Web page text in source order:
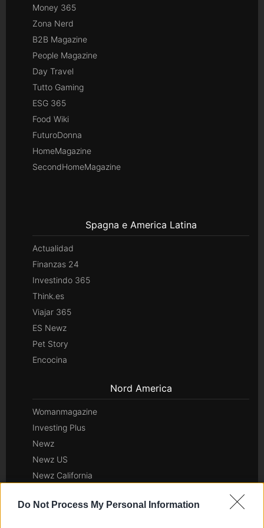
Do Not Process My Personal Information
Money 365
Zona Nerd
B2B Magazine
People Magazine
Day Travel
Tutto Gaming
ESG 365
Food Wiki
FuturoDonna
HomeMagazine
SecondHomeMagazine
Spagna e America Latina
Actualidad
Finanzas 24
Investindo 365
Think.es
Viajar 365
ES Newz
Pet Story
Encocina
Nord America
Womanmagazine
Investing Plus
Newz
Newz US
Newz California
Newz Florida